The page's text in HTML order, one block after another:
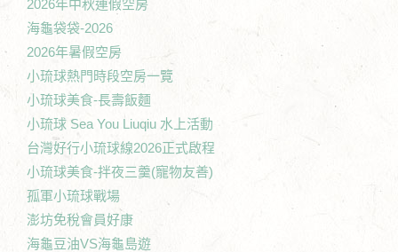
2026年中秋連假空房
海龜袋袋-2026
2026年暑假空房
小琉球熱門時段空房一覽
小琉球美食-長壽飯麵
小琉球 Sea You Liuqiu 水上活動
台灣好行小琉球線2026正式啟程
小琉球美食-拌夜三羹(寵物友善)
孤軍小琉球戰場
澎坊免稅會員好康
海龜豆油VS海龜島遊